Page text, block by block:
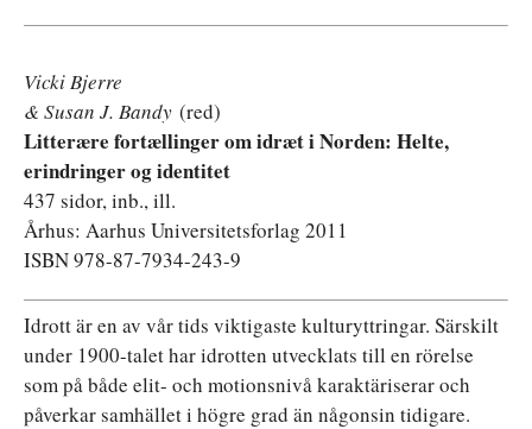
Vicki Bjerre
& Susan J. Bandy (red)
Litterære fortællinger om idræt i Norden: Helte,
erindringer og identitet
437 sidor, inb., ill.
Århus: Aarhus Universitetsforlag 2011
ISBN 978-87-7934-243-9
Idrott är en av vår tids viktigaste kulturyttringar. Särskilt
under 1900-talet har idrotten utvecklats till en rörelse
som på både elit- och motionsnivå karaktäriserar och
påverkar samhället i högre grad än någonsin tidigare.